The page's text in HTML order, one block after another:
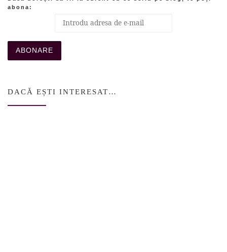
abona:
DACĂ EȘTI INTERESAT…